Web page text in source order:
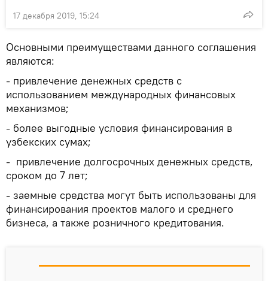
17 декабря 2019, 15:24
Основными преимуществами данного соглашения
являются:
- привлечение денежных средств с
использованием международных финансовых
механизмов;
- более выгодные условия финансирования в
узбекских сумах;
- привлечение долгосрочных денежных средств,
сроком до 7 лет;
- заемные средства могут быть использованы для
финансирования проектов малого и среднего
бизнеса, а также розничного кредитования.